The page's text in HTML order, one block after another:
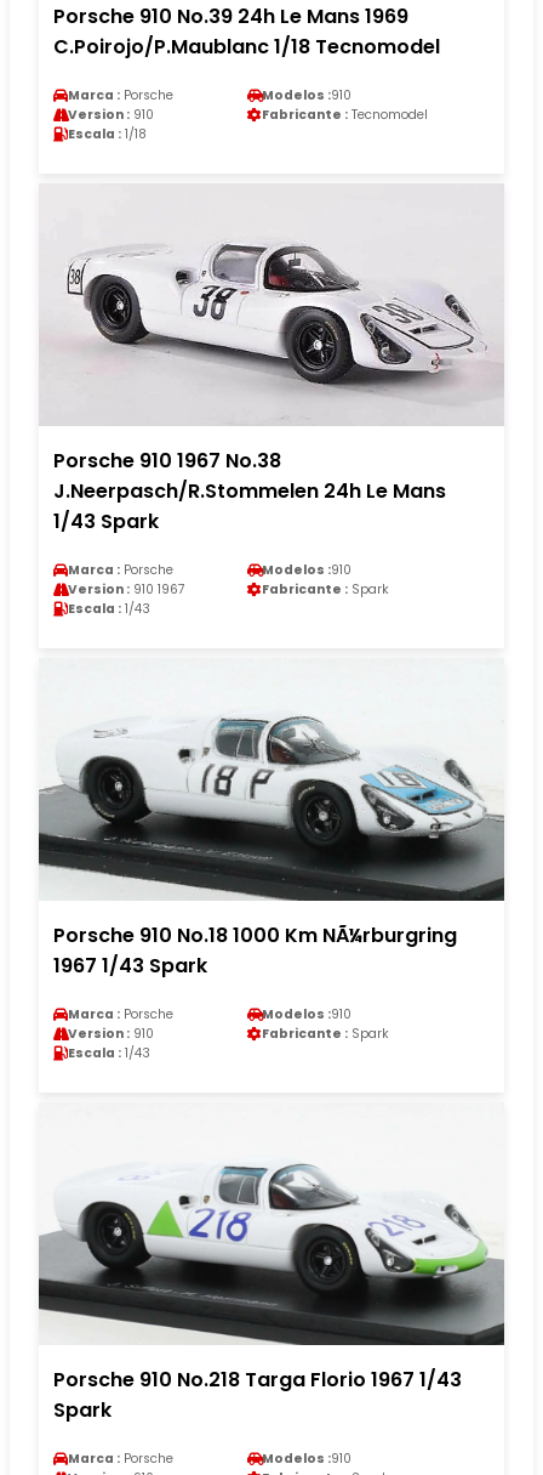
Porsche 910 No.39 24h Le Mans 1969
C.Poirojo/P.Maublanc 1/18 Tecnomodel
Marca : Porsche Modelos :910
Version : 910 Fabricante : Tecnomodel
Escala : 1/18
Porsche 910 1967 No.38
J.Neerpasch/R.Stommelen 24h Le Mans
1/43 Spark
Marca : Porsche Modelos :910
Version : 910 1967 Fabricante : Spark
Escala : 1/43
Porsche 910 No.18 1000 Km NÃ¼rburgring
1967 1/43 Spark
Marca : Porsche Modelos :910
Version : 910 Fabricante : Spark
Escala : 1/43
Porsche 910 No.218 Targa Florio 1967 1/43
Spark
Marca : Porsche Modelos :910